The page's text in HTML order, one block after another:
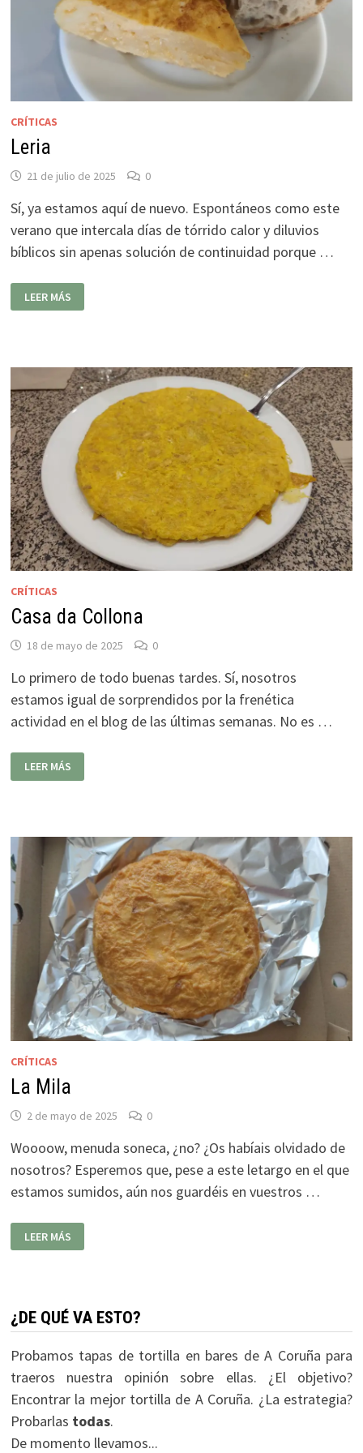
CRÍTICAS
Leria
21 de julio de 2025 0
Sí, ya estamos aquí de nuevo. Espontáneos como este
verano que intercala días de tórrido calor y diluvios
bíblicos sin apenas solución de continuidad porque …
LEER MÁS
CRÍTICAS
Casa da Collona
18 de mayo de 2025 0
Lo primero de todo buenas tardes. Sí, nosotros
estamos igual de sorprendidos por la frenética
actividad en el blog de las últimas semanas. No es …
DA
COLLONA
LEER MÁS
CRÍTICAS
La Mila
2 de mayo de 2025 0
Woooow, menuda soneca, ¿no? ¿Os habíais olvidado de
nosotros? Esperemos que, pese a este letargo en el que
estamos sumidos, aún nos guardéis en vuestros …
MILA
LEER MÁS
¿DE QUÉ VA ESTO?
Probamos tapas de tortilla en bares de A Coruña para
traeros nuestra opinión sobre ellas. ¿El objetivo?
Encontrar la mejor tortilla de A Coruña. ¿La estrategia?
Probarlas todas.
De momento llevamos...